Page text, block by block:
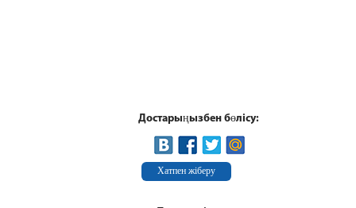
Достарыңызбен бөлісу:
Хатпен жіберу